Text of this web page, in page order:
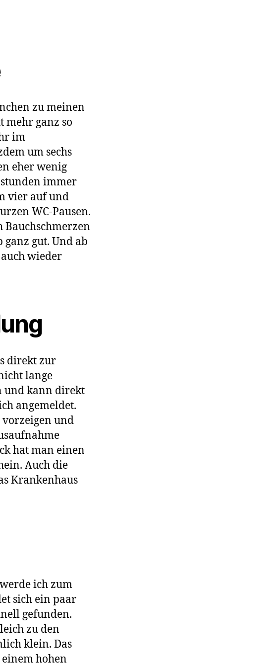
zu meinen
mehr ganz so
im
um sechs
eher wenig
immer
vier auf und
WC-Pausen.
ganz gut. Und ab
wieder
direkt zur
lange
und kann direkt
angemeldet.
vorzeigen und
hat man einen
Auch die
Krankenhaus
ich zum
sich ein paar
gefunden.
zu den
klein. Das
hohen